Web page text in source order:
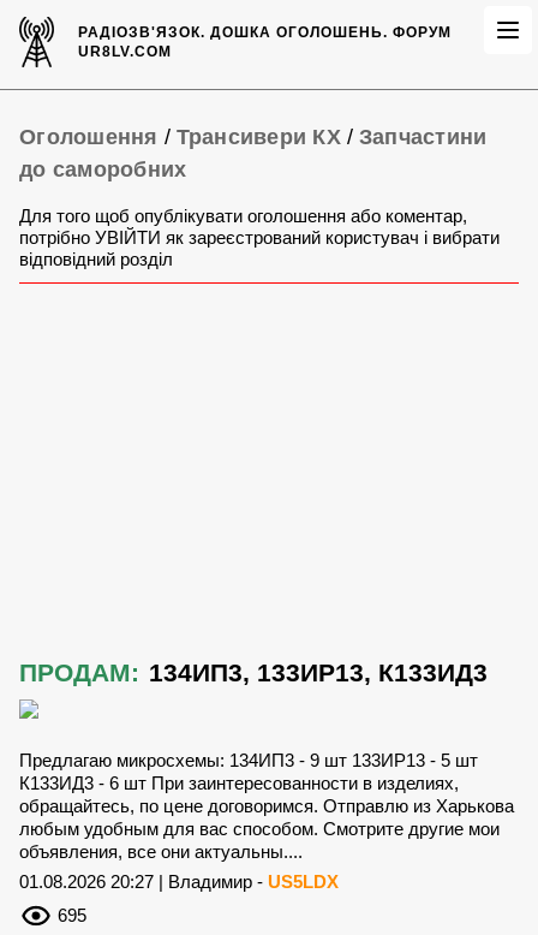
РАДІОЗВ'ЯЗОК.ДОШКА ОГОЛОШЕНЬ. ФОРУМ
UR8LV.COM
Оголошення / Трансивери КХ/ Запчастини
до саморобних
Для того щоб опублікувати оголошення або коментар,
потрібно УВІЙТИ як зареєстрований користувач і вибрати
відповідний розділ
ПРОДАМ: 134ИП3, 133ИР13, К133ИД3
Предлагаю микросхемы: 134ИП3 - 9 шт 133ИР13 - 5 шт
К133ИД3 - 6 шт При заинтересованности в изделиях,
обращайтесь, по цене договоримся. Отправлю из Харькова
любым удобным для вас способом. Смотрите другие мои
объявления, все они актуальны....
01.08.2026 20:27 | Владимир - US5LDX
695